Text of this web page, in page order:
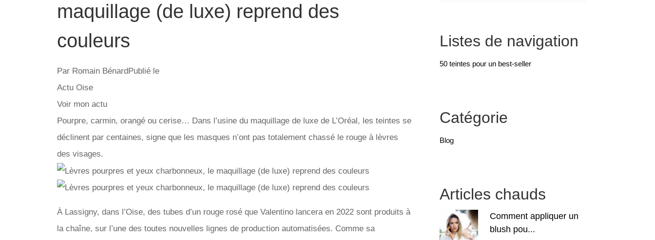
maquillage (de luxe) reprend des
couleurs
Par Romain BénardPublié le
Actu Oise
Voir mon actu
Pourpre, carmin, orangé ou cerise… Dans l’usine du maquillage de luxe de L’Oréal, les teintes se
déclinent par centaines, signe que les masques n’ont pas totalement chassé le rouge à lèvres
des visages.
À Lassigny, dans l’Oise, des tubes d’un rouge rosé que Valentino lancera en 2022 sont produits à
la chaîne, sur l’une des toutes nouvelles lignes de production automatisées. Comme sa
Listes de navigation
50 teintes pour un best-seller
Catégorie
Blog
Articles chauds
Comment appliquer un
blush pou...